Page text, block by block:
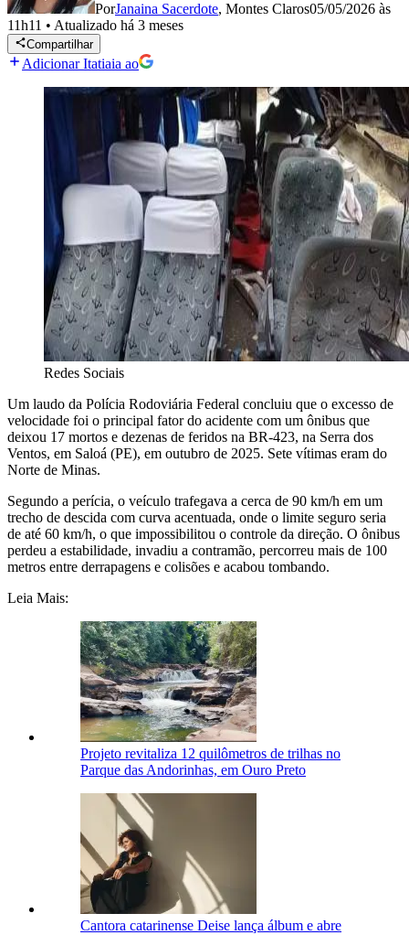
PorJanaina Sacerdote, Montes Claros05/05/2026 às
11h11 • Atualizado há 3 meses
Compartilhar
Adicionar Itatiaia ao
Redes Sociais
Um laudo da Polícia Rodoviária Federal concluiu que o excesso de
velocidade foi o principal fator do acidente com um ônibus que
deixou 17 mortos e dezenas de feridos na BR-423, na Serra dos
Ventos, em Saloá (PE), em outubro de 2025. Sete vítimas eram do
Norte de Minas.
Segundo a perícia, o veículo trafegava a cerca de 90 km/h em um
trecho de descida com curva acentuada, onde o limite seguro seria
de até 60 km/h, o que impossibilitou o controle da direção. O ônibus
perdeu a estabilidade, invadiu a contramão, percorreu mais de 100
metros entre derrapagens e colisões e acabou tombando.
Leia Mais:
Projeto revitaliza 12 quilômetros de trilhas no
Parque das Andorinhas, em Ouro Preto
Cantora catarinense Deise lança álbum e abre